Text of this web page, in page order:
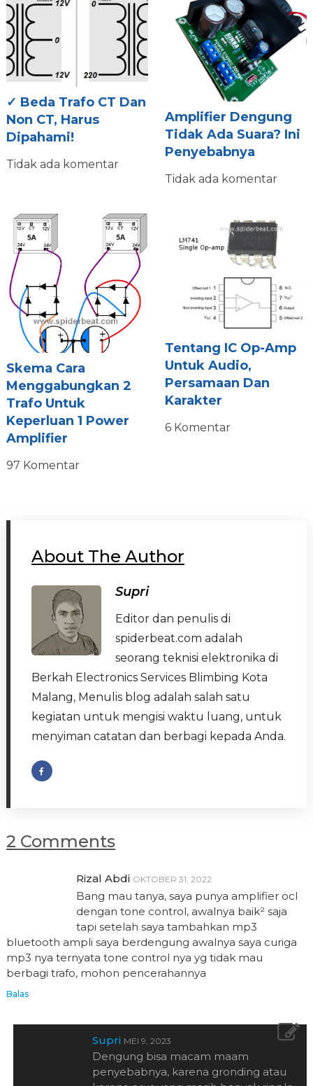
✓ Beda Trafo CT Dan
Non CT, Harus
Dipahami!
Tidak ada komentar
Amplifier Dengung
Tidak Ada Suara? Ini
Penyebabnya
Tidak ada komentar
Skema Cara
Menggabungkan 2
Trafo Untuk
Keperluan 1 Power
Amplifier
97 Komentar
Tentang IC Op-Amp
Untuk Audio,
Persamaan Dan
Karakter
6 Komentar
About The Author
Supri
Editor dan penulis di
spiderbeat.com adalah
seorang teknisi elektronika di
Berkah Electronics Services Blimbing Kota
Malang, Menulis blog adalah salah satu
kegiatan untuk mengisi waktu luang, untuk
menyiman catatan dan berbagi kepada Anda.
2 Comments
Rizal Abdi OKTOBER 31, 2022
Bang mau tanya, saya punya amplifier ocl
dengan tone control, awalnya baik² saja
tapi setelah saya tambahkan mp3
bluetooth ampli saya berdengung awalnya saya curiga
mp3 nya ternyata tone control nya yg tidak mau
berbagi trafo, mohon pencerahannya
Balas
Supri MEI 9, 2023
Dengung bisa macam maam
penyebabnya, karena gronding atau